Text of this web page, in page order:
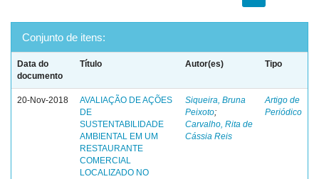
Conjunto de itens:
Data do
documento
Título Autor(es) Tipo
20-Nov-2018
AVALIAÇÃO DE AÇÕES
DE
SUSTENTABILIDADE
AMBIENTAL EM UM
RESTAURANTE
COMERCIAL
LOCALIZADO NO
Siqueira, Bruna
Peixoto;
Carvalho, Rita de
Cássia Reis
Artigo de
Periódico